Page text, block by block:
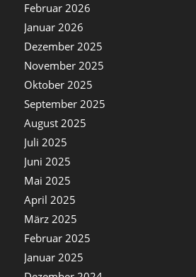
Februar 2026
Januar 2026
Dezember 2025
November 2025
Oktober 2025
September 2025
August 2025
Juli 2025
Juni 2025
Mai 2025
April 2025
März 2025
Februar 2025
Januar 2025